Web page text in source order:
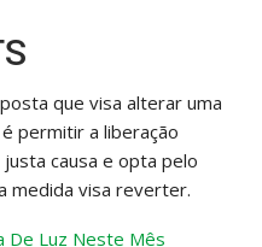
que visa alterar uma
permitir a liberação
causa e opta pelo
medida visa reverter.
De Luz Neste Mês